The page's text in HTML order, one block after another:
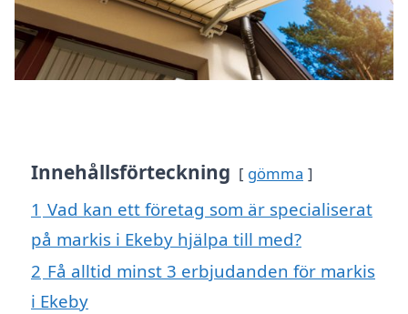
Innehållsförteckning gömma
1 Vad kan ett företag som är specialiserat
på markis i Ekeby hjälpa till med?
2 Få alltid minst 3 erbjudanden för markis
i Ekeby